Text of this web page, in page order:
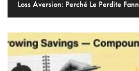
Loss Aversion: Perché Le Perdite